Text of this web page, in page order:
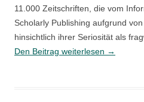
11.000 Zeitschriften, die vom
Scholarly Publishing aufgrund
hinsichtlich ihrer Seriosität als
Den Beitrag weiterlesen Cabell’s
→